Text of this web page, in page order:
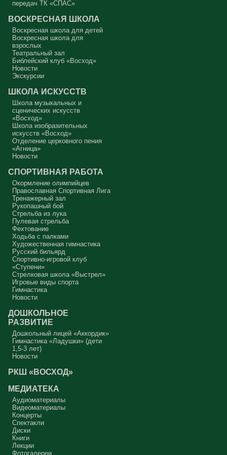
как Ваня из сказки «Морозко»: «Какой я хороший! Милый!»
Сегодняшняя притча очень трудная. В ней хочется увидеть кого-то
другого, но не себя.
Вот с этим предлагается войти в сплошную неделю. Ещё раз:
сплошная неделя прошла, потом две мясопустные, третья –
Масленица, прощённое воскресенье. С чем я приду?
В нас должно быть внимание к тому, что время воздержания – это
дни для приготовления не только к Пасхе, а к Небесному Царству!
Это цель жизни. Я об этом забыл, я туда хочу, но я забыл. И я
сначала увидеть в себе этого урода, а потом начать с ним борьбу.
Аминь.
Протоиерей Андрей Алексеев
передач ТК «СПАС»
ВОСКРЕСНАЯ ШКОЛА
Воскресная школа для детей
Воскресная школа для
взрослых
Театральный зал
Библейский клуб «Восход»
Новости
Экскурсии
ШКОЛА ИСКУССТВ
Школа музыкальных и
сценических искусств
«Восход»
Школа изобразительных
искусств «Восход»
Отделение церковного пения
«Агница»
Новости
СПОРТИВНАЯ РАБОТА
Окормление олимпийцев
Православная Спортивная Лига
Тренажерный зал
Рукопашный бой
Стрельба из лука
Пулевая стрельба
Фехтование
Ходьба с палками
Художественная гимнастика
Русский бильярд
Спортивно-игровой клуб
«Ступени»
Стрелковая школа «Выстрел»
Игровые виды спорта
Гимнастика
Новости
ДОШКОЛЬНОЕ
РАЗВИТИЕ
Дошкольный лицей «Аккордик»
Гимнастика «Ладушки» (дети
1,5-3 лет)
Новости
РКШ «ВОСХОД»
МЕДИАТЕКА
Аудиоматериалы
Видеоматериалы
Концерты
Спектакли
Диски
Книги
Лекции
Фотогалереи